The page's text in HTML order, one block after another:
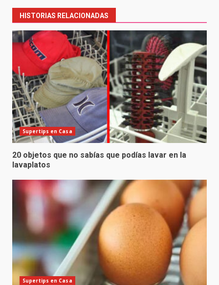
navigation
HISTORIAS RELACIONADAS
Supertips en Casa
20 objetos que no sabías que podías lavar en la
lavaplatos
Supertips en Casa